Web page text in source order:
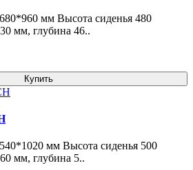
мм Высота сиденья 480
мм, глубина 46..
Купить
мм Высота сиденья 500
мм, глубина 5..